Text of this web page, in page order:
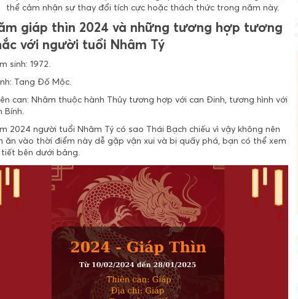
thể cảm nhận sự thay đổi tích cực hoặc thách thức trong năm này.
giáp thìn 2024 và những tương hợp tương
với người tuổi Nhâm Tý
sinh: 1972.
Tang Đố Mộc.
can: Nhâm thuộc hành Thủy tương hợp với can Đinh, tương hình với
Bính.
2024 người tuổi Nhâm Tý có sao Thái Bạch chiếu vì vậy không nên
ăn vào thời điểm này dễ gặp vận xui và bị quấy phá, bạn có thể xem
tiết bên dưới bảng.